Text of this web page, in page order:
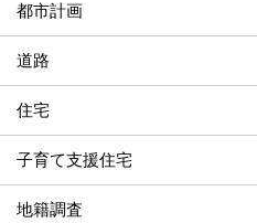
都市計画
道路
住宅
子育て支援住宅
地籍調査